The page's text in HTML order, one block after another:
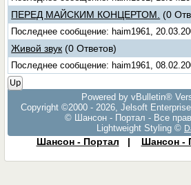
ПЕРЕД МАЙСКИМ КОНЦЕРТОМ. (0
Последнее сообщение: haim1961,
Живой звук (0 Ответов)
Последнее сообщение: haim1961,
Up
Powered by vBulletin®
Copyright ©2000 - 2026, Jelsoft
© Шансон - Портал - Все
Lightweight Styling ©
Шансон - Портал | Шансон -